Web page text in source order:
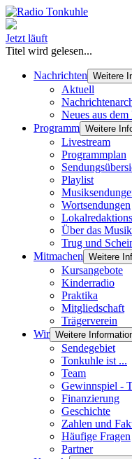
Jetzt läuft
Titel wird gelesen...
Nachrichten Weitere
Aktuell
Neues aus
Programm Weitere
Livestream
Programmplan
Playlist
Wortsendungen
Über das
Trug und
Mitmachen Weitere
Kursangebote
Kinderradio
Praktika
Mitgliedschaft
Trägerverein
Wir Weitere
Sendegebiet
Tonkuhle ist ...
Team
Gewinnspiel -
Finanzierung
Geschichte
Zahlen und
Häufige Fragen
Partner